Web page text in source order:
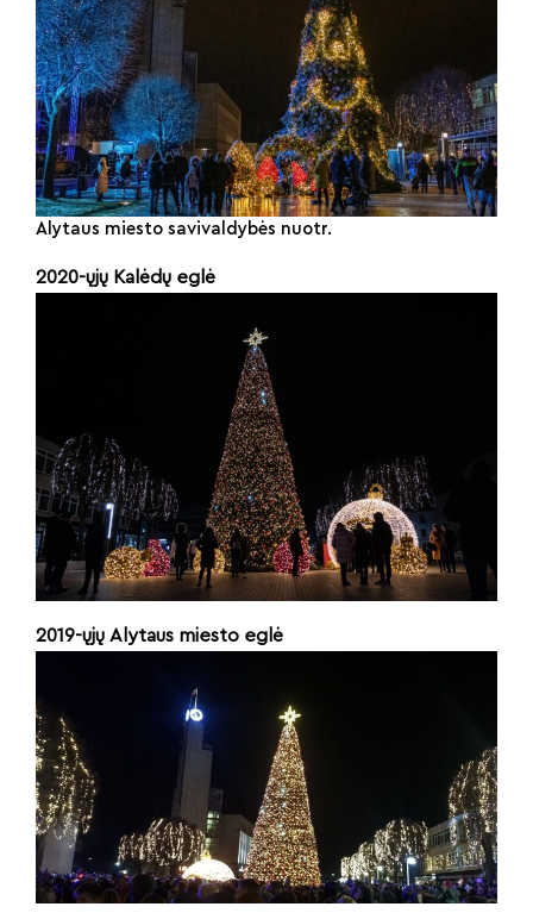
Alytaus miesto savivaldybės nuotr.
2020-ųjų Kalėdų eglė
2019-ųjų Alytaus miesto eglė